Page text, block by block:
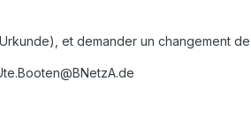
et demander un changement